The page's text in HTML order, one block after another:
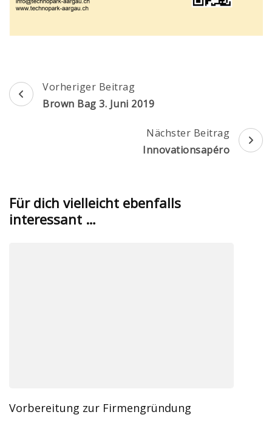
Beitragsnavigation
Vorheriger Beitrag
Brown Bag 3. Juni 2019
Nächster Beitrag
Innovationsapéro
Für dich vielleicht ebenfalls
interessant …
Vorbereitung zur Firmengründung